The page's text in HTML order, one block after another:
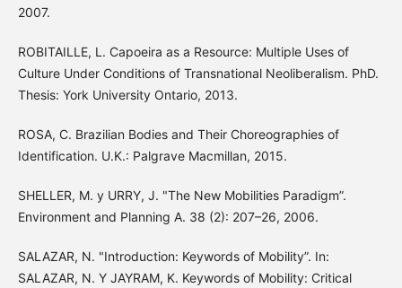
2007.
ROBITAILLE, L. Capoeira as a Resource: Multiple Uses of
Culture Under Conditions of Transnational Neoliberalism. PhD.
Thesis: York University Ontario, 2013.
ROSA, C. Brazilian Bodies and Their Choreographies of
Identification. U.K.: Palgrave Macmillan, 2015.
SHELLER, M. y URRY, J. "The New Mobilities Paradigm”.
Environment and Planning A. 38 (2): 207–26, 2006.
SALAZAR, N. "Introduction: Keywords of Mobility”. In:
SALAZAR, N. Y JAYRAM, K. Keywords of Mobility: Critical